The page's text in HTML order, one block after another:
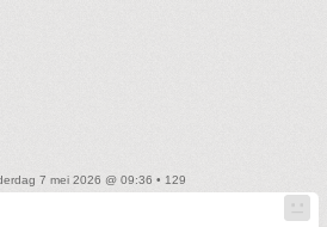
7 mei 2026 @ 09:36 • 129